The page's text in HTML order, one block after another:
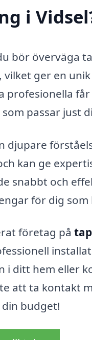
i
bör överväga
vilket ger en
profesionella
passar just
djupare
kan ge
snabbt och
för dig som
företag på
i ditt hem eller
att ta kontakt
budget!